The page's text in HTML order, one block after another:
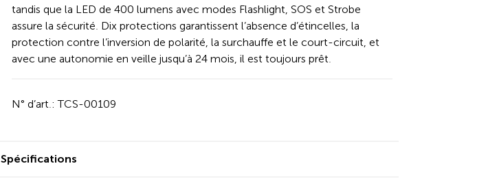
tandis que la LED de 400 lumens avec modes Flashlight, SOS et Strobe
assure la sécurité. Dix protections garantissent l’absence d’étincelles, la
protection contre l’inversion de polarité, la surchauffe et le court-circuit, et
avec une autonomie en veille jusqu’à 24 mois, il est toujours prêt.
N° d’art.: TCS-00109
Spécifications